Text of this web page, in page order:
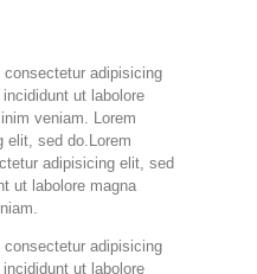
adipisicing
ut labolore
veniam. Lorem
elit, sed do.Lorem
adipisicing elit, sed
ut labolore magna
consectetur adipisicing
ut labolore